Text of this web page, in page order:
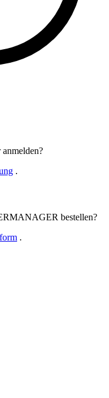
.
bestellen?
.